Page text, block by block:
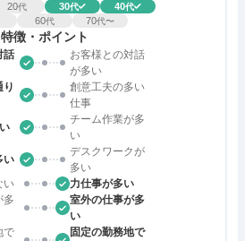
20代 30代 40代
60代 70代〜
特徴・ポイント
話
お客様との対話
が多い
り
創意工夫の多い
仕事
チーム作業が多
い
い
デスクワークが
多い
い
力仕事が多い
多
室外の仕事が多
い
で
固定の勤務地で